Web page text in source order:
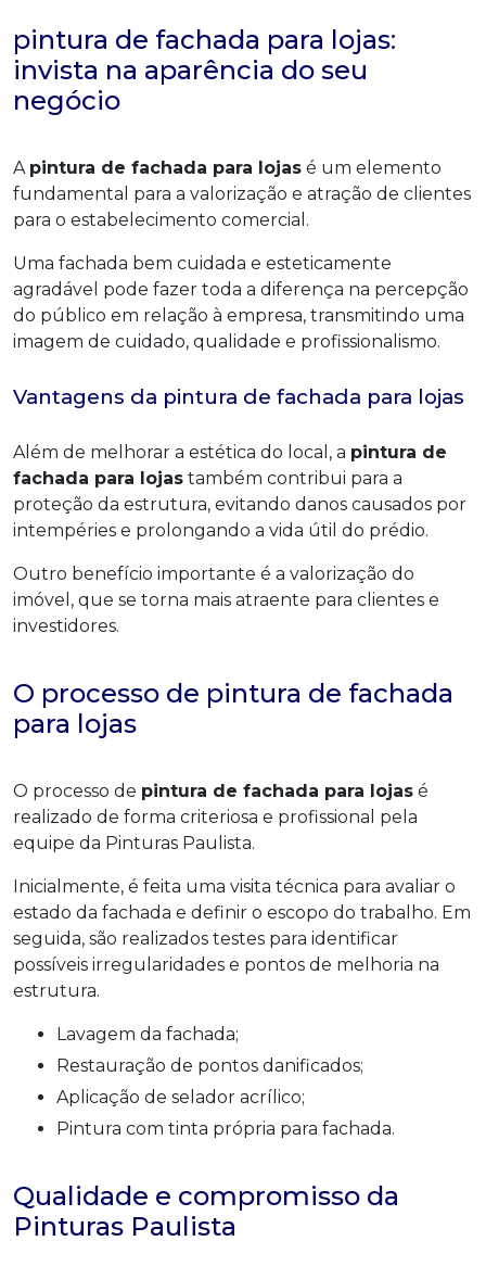
pintura de fachada para lojas:
invista na aparência do seu
negócio
A pintura de fachada para lojas é um elemento
fundamental para a valorização e atração de clientes
para o estabelecimento comercial.
Uma fachada bem cuidada e esteticamente
agradável pode fazer toda a diferença na percepção
do público em relação à empresa, transmitindo uma
imagem de cuidado, qualidade e profissionalismo.
Vantagens da pintura de fachada para lojas
Além de melhorar a estética do local, a pintura de
fachada para lojas também contribui para a
proteção da estrutura, evitando danos causados por
intempéries e prolongando a vida útil do prédio.
Outro benefício importante é a valorização do
imóvel, que se torna mais atraente para clientes e
investidores.
O processo de pintura de fachada
para lojas
O processo de pintura de fachada para lojas é
realizado de forma criteriosa e profissional pela
equipe da Pinturas Paulista.
Inicialmente, é feita uma visita técnica para avaliar o
estado da fachada e definir o escopo do trabalho. Em
seguida, são realizados testes para identificar
possíveis irregularidades e pontos de melhoria na
estrutura.
Lavagem da fachada;
Restauração de pontos danificados;
Aplicação de selador acrílico;
Pintura com tinta própria para fachada.
Qualidade e compromisso da
Pinturas Paulista